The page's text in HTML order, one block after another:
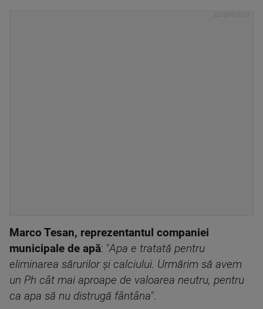
Marco Tesan, reprezentantul companiei
municipale de apă: "Apa e tratată pentru
eliminarea sărurilor și calciului. Urmărim să avem
un Ph cât mai aproape de valoarea neutru, pentru
ca apa să nu distrugă fântâna".